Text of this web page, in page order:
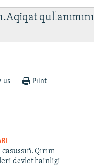
qullanımını
us Print
Qırım
devlet hainligi